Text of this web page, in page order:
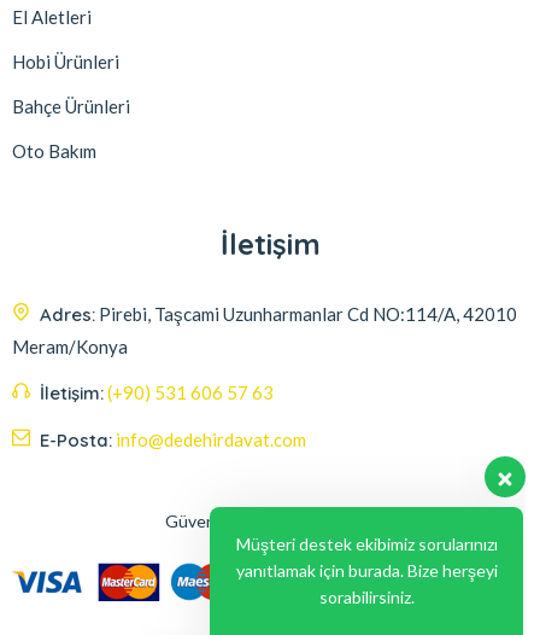
El Aletleri
Hobi Ürünleri
Bahçe Ürünleri
Oto Bakım
İletişim
Adres: Pirebi, Taşcami Uzunharmanlar Cd NO:114/A, 42010
Meram/Konya
İletişim:(+90) 531 606 57 63
E-Posta: info@dedehirdavat.com
Güvenli Ödeme Seçenekleri
Müşteri destek ekibimiz sorularınızı
yanıtlamak için burada. Bize herşeyi
sorabilirsiniz.